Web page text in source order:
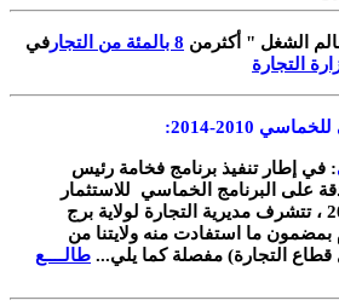
الشغل " أكثرمن 8 بالمئة من التجار
في
التجارة
2010-2014
:
: في إطار تنفيذ برنامج فخامة رئيس
على البرنامج الخماسي للاستثمار
العمومي للفترة 2010-2014 ، تتشرف مديرية التجارة لولاية برج
بمضمون ما استفادت منه ولايتنا من
قطاع التجارة) مفصلة كما يلي... طالــــع